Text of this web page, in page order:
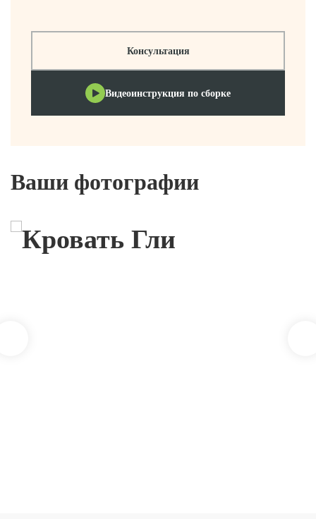
Консультация
Видеоинструкция по сборке
Ваши фотографии